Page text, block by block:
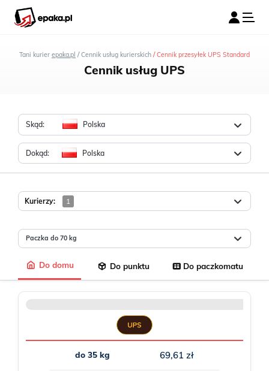
Tani kurier epaka.pl / Cennik usług kurierskich / Cennik przesyłek UPS Standard
Cennik usług UPS
Skąd: Polska
Dokąd: Polska
Kurierzy: 1
Paczka do 70 kg
Do domu Do punktu Do paczkomatu
do 35 kg 69,61 zł